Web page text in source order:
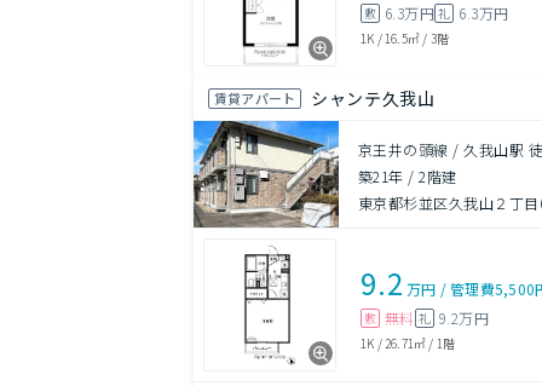
敷 6.3万円礼 6.3万円
1K / 16.5㎡ / 3階
賃貸アパート シャンテ久我山
京王井の頭線 / 久我山駅
築21年 /2階建
東京都杉並区久我山２丁目
9.2 万円 /管理費5,500
敷 無料 礼 9.2万円
1K / 26.71㎡ / 1階